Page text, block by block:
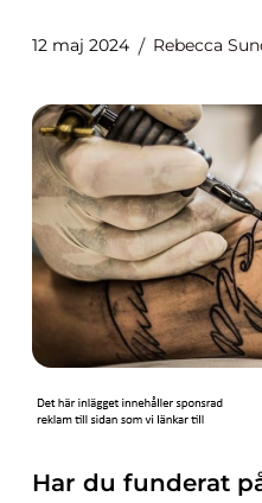
12 maj 2024 Rebecca
Har du funderat